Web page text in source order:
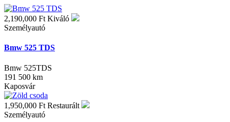
2,190,000 Ft Kiváló
Személyautó
Bmw 525 TDS
Bmw 525TDS
191 500 km
Kaposvár
1,950,000 Ft Restaurált
Személyautó